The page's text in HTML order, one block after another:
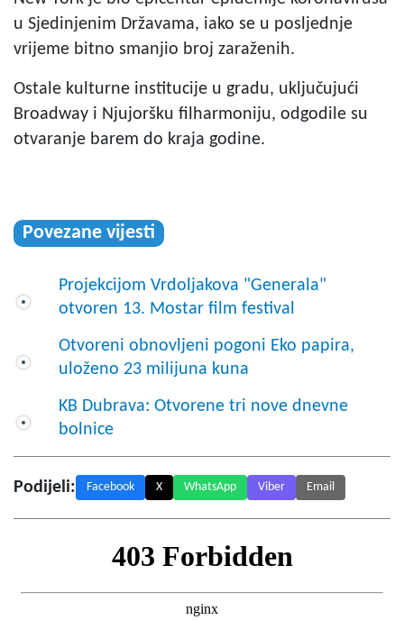
u Sjedinjenim Državama, iako se u posljednje
vrijeme bitno smanjio broj zaraženih.
Ostale kulturne institucije u gradu, uključujući
Broadway i Njujoršku filharmoniju, odgodile su
otvaranje barem do kraja godine.
Povezane vijesti
Projekcijom Vrdoljakova "Generala"
otvoren 13. Mostar film festival
Otvoreni obnovljeni pogoni Eko papira,
uloženo 23 milijuna kuna
KB Dubrava: Otvorene tri nove dnevne
bolnice
Podijeli: Facebook X WhatsApp Viber Email